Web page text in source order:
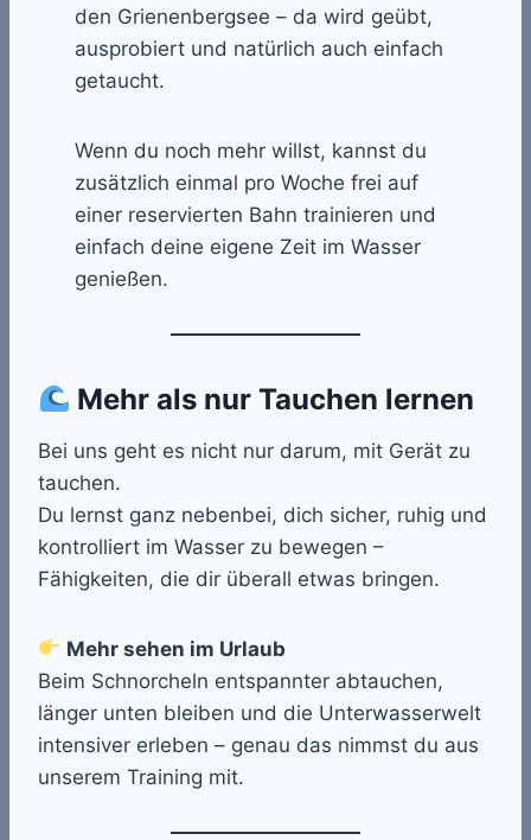
den Grienenbergsee – da wird geübt,
ausprobiert und natürlich auch einfach
getaucht.
Wenn du noch mehr willst, kannst du
zusätzlich einmal pro Woche frei auf
einer reservierten Bahn trainieren und
einfach deine eigene Zeit im Wasser
genießen.
Mehr als nur Tauchen lernen
Bei uns geht es nicht nur darum, mit Gerät zu
tauchen.
Du lernst ganz nebenbei, dich sicher, ruhig und
kontrolliert im Wasser zu bewegen –
Fähigkeiten, die dir überall etwas bringen.
Mehr sehen im Urlaub
Beim Schnorcheln entspannter abtauchen,
länger unten bleiben und die Unterwasserwelt
intensiver erleben – genau das nimmst du aus
unserem Training mit.